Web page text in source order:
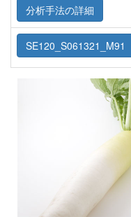
分析手法の詳細
SE120_S061321_M91